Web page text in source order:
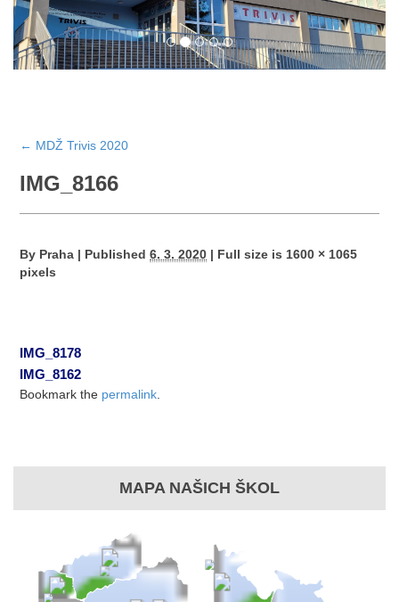
← MDŽ Trivis 2020
IMG_8166
By Praha | Published 6. 3. 2020 | Full size is 1600 × 1065
pixels
IMG_8178
IMG_8162
Bookmark the permalink
MAPA NAŠICH ŠKOL